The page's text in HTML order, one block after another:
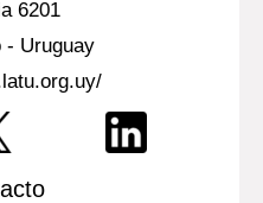
6201
- Uruguay